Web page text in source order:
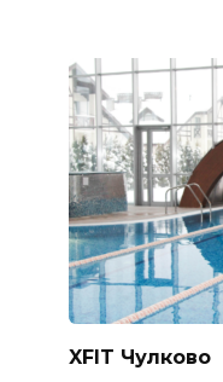
XFIT Чулково